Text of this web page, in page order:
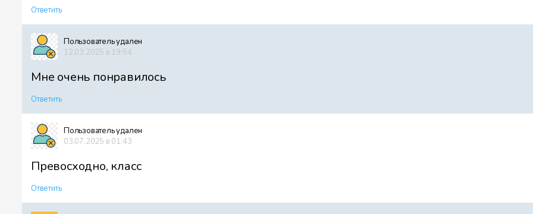
Файл 20
Ответить
Пользователь удален
12.03.2025 в 19:54
Мне очень понравилось
Ответить
Пользователь удален
03.07.2025 в 01:43
Превосходно, класс
Ответить